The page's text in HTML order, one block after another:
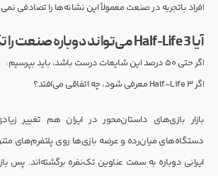
افراد باتجربه در صنعت معمولاً این نشانه‌ها را تصادفی
آیا Half-Life 3 می‌تواند دوباره صنعت را تکان دهد؟
اگر حتی ۵۰ درصد این شایعات درست باشد، باید بپرسیم:
اگر Half-Life 3 معرفی شود، چه اتفاقی می‌افتد؟
بازار بازی‌های داستان‌محور در ایران هم تغییر
دستگاه‌های میان‌رده و عرضه بازی‌ها روی پلتفرم‌های
ایرانی دوباره به سمت عناوین تک‌نفره برگشته‌اند. پس